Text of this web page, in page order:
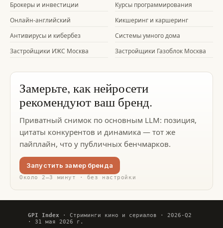
Брокеры и инвестиции
Курсы программирования
Онлайн-английский
Кикшеринг и каршеринг
Антивирусы и кибербез
Системы умного дома
Застройщики ИЖС Москва
Застройщики Газоблок Москва
Замерьте, как нейросети
рекомендуют ваш бренд.
Приватный снимок по основным LLM: позиция,
цитаты конкурентов и динамика — тот же
пайплайн, что у публичных бенчмарков.
Запустить замер бренда
Около 2–3 минут · без настройки
GPI Index · Стриминги кино и сериалов · 2026-Q2
· 31 мая 2026 г.